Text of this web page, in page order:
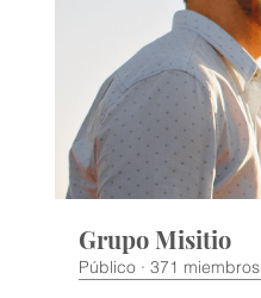
Grupo Misitio
Público · 371 miembros